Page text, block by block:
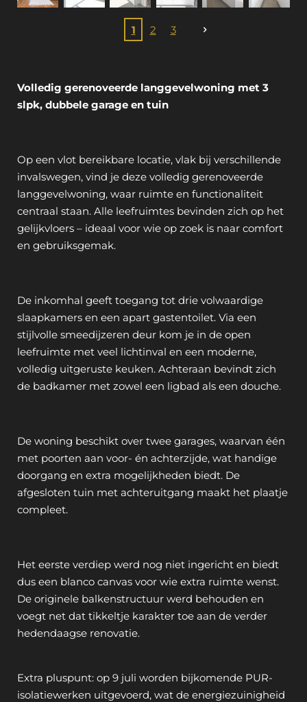
1 2 3
Volledig gerenoveerde langgevelwoning met 3
slpk, dubbele garage en tuin
Op een vlot bereikbare locatie, vlak bij verschillende
invalswegen, vind je deze volledig gerenoveerde
langgevelwoning, waar ruimte en functionaliteit
centraal staan. Alle leefruimtes bevinden zich op het
gelijkvloers – ideaal voor wie op zoek is naar comfort
en gebruiksgemak.
De inkomhal geeft toegang tot drie volwaardige
slaapkamers en een apart gastentoilet. Via een
stijlvolle smeedijzeren deur kom je in de open
leefruimte met veel lichtinval en een moderne,
volledig uitgeruste keuken. Achteraan bevindt zich
de badkamer met zowel een ligbad als een douche.
De woning beschikt over twee garages, waarvan één
met poorten aan voor- én achterzijde, wat handige
doorgang en extra mogelijkheden biedt. De
afgesloten tuin met achteruitgang maakt het plaatje
compleet.
Het eerste verdiep werd nog niet ingericht en biedt
dus een blanco canvas voor wie extra ruimte wenst.
De originele balkenstructuur werd behouden en
voegt net dat tikkeltje karakter toe aan de verder
hedendaagse renovatie.
Extra pluspunt: op 9 juli worden bijkomende PUR-
isolatiewerken uitgevoerd, wat de energiezuinigheid